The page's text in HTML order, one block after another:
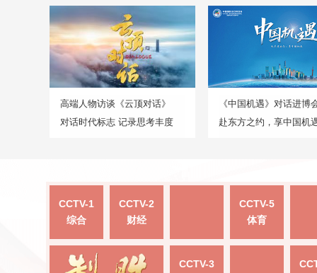
高端人物访谈《云顶对话》
对话时代标志 记录思考丰度
《中国机遇》对话进博
赴东方之约，享中国机
CCTV-1
综合
CCTV-2
财经
CCTV-5
体育
CCTV-3